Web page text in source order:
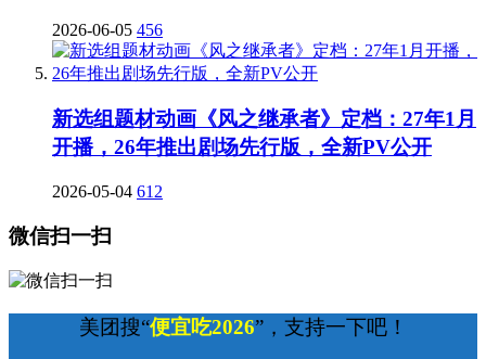
2026-06-05 456
新选组题材动画《风之继承者》定档：27年1月
开播，26年推出剧场先行版，全新PV公开
2026-05-04 612
微信扫一扫
美团搜“便宜吃2026”，支持一下吧！